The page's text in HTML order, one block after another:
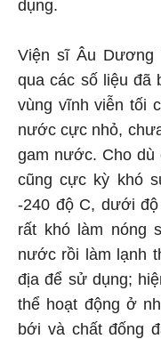
dụng.
Viện sĩ Âu Dương
qua các số liệu đã
vùng vĩnh viễn tối
nước cực nhỏ,
gam nước. Cho
cũng cực kỳ khó
-240 độ C, dưới
rất khó làm nóng
nước rồi làm lạnh
địa để sử dụng;
thể hoạt động ở
bới và chất đống